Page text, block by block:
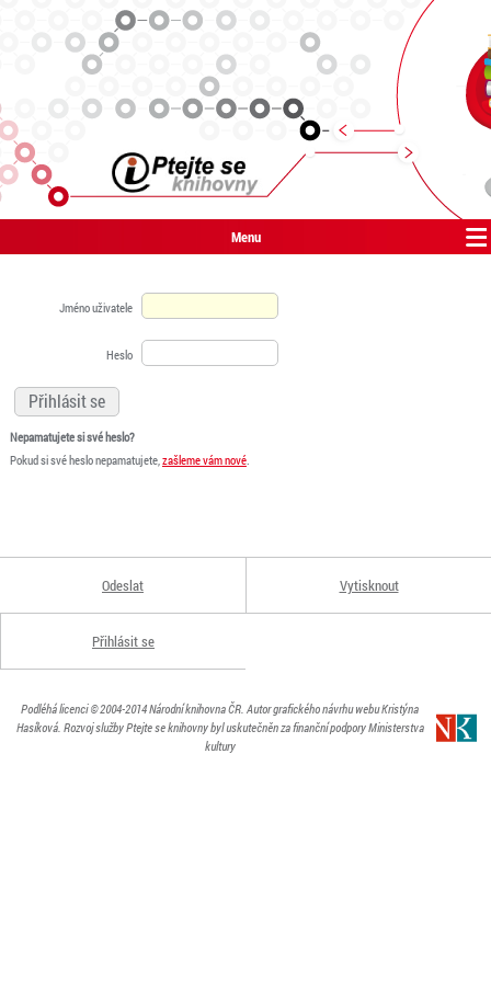
Menu
Jméno uživatele
Heslo
Nepamatujete si své heslo?
Pokud si své heslo nepamatujete,zašleme vám nové.
Odeslat Vytisknout
Přihlásit se
Podléhá licenci© 2004-2014Národní knihovna ČR. Autor grafického návrhu webu Kristýna
Hasíková. Rozvoj služby Ptejte se knihovny byl uskutečněn za finanční podpory Ministerstva
kultury